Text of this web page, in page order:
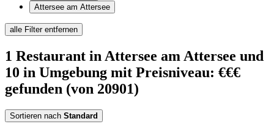
Attersee am Attersee
alle Filter entfernen
1 Restaurant in Attersee am Attersee und
10 in Umgebung mit Preisniveau: €€€
gefunden (von 20901)
Sortieren nach Standard